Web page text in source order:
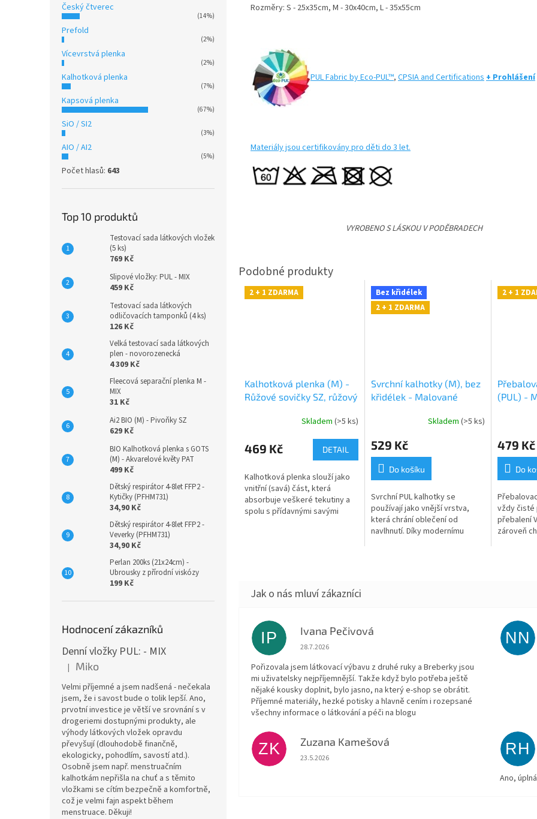
Český čtverec
(14%)
Prefold
(2%)
Vícevrstvá plenka
(2%)
Kalhotková plenka
(7%)
Kapsová plenka
(67%)
SiO / SI2
(3%)
AIO / AI2
(5%)
Počet hlasů: 643
Top 10 produktů
Testovací sada látkových vložek
(5 ks)
769 Kč
Slipové vložky: PUL - MIX
459 Kč
Testovací sada látkových
odličovacích tamponků (4 ks)
126 Kč
Velká testovací sada látkových
plen - novorozenecká
4 309 Kč
Fleecová separační plenka M -
MIX
31 Kč
Ai2 BIO (M) - Pivoňky SZ
629 Kč
BIO Kalhotková plenka s GOTS
(M) - Akvarelové květy PAT
499 Kč
Dětský respirátor 4-8let FFP2 -
Kytičky (PFHM731)
34,90 Kč
Dětský respirátor 4-8let FFP2 -
Veverky (PFHM731)
34,90 Kč
Perlan 200ks (21x24cm) -
Ubrousky z přírodní viskózy
199 Kč
Hodnocení zákazníků
Denní vložky PUL: - MIX
Hodnocení produktu je 5 z 5 hvězdiček.
| Miko
Velmi příjemné a jsem nadšená - nečekala
jsem, že i savost bude o tolik lepší. Ano,
prvotní investice je větší ve srovnání s v
drogeriemi dostupnými produkty, ale
výhody látkových vložek opravdu
převyšují (dlouhodobě finančně,
ekologicky, pohodlím, savostí atd.).
Osobně jsem např. menstruačním
kalhotkám nepřišla na chuť a s těmito
vložkami se cítím bezpečně a komfortně,
což je velmi fajn aspekt během
menstruace. Děkuji!
Rozměry: S - 25x35cm, M - 30x40cm, L - 35x55cm
PUL Fabric by Eco-PUL™, CPSIA and Certifications + Prohlášení
Materiály jsou certifikovány pro děti do 3 let.
VYROBENO S LÁSKOU V PODĚBRADECH
2 + 1 ZDARMA
Kalhotková plenka (M) -
Růžové sovičky SZ, růžový
Skladem (>5 ks)
469 Kč DETAIL
Kalhotková plenka slouží jako
vnitřní (savá) část, která
absorbuje veškeré tekutiny a
spolu s přídavnými savými
Bez křidélek
2 + 1 ZDARMA
Svrchní kalhotky (M), bez
křidélek - Malované
Skladem (>5 ks)
529 Kč
Do košíku
Svrchní PUL kalhotky se
používají jako vnější vrstva,
která chrání oblečení od
navlhnutí. Díky modernímu
2 + 1
(PUL) -
479 Kč
Do
vždy
přebalení
zároveň
IP Ivana Pečivová
Hodnocení obchodu je 5 z 5 hvězdiček.
28.7.2026
Pořizovala jsem látkovací výbavu z druhé ruky a Breberky jsou
mi uživatelsky nejpříjemnější. Takže když bylo potřeba ještě
nějaké kousky doplnit, bylo jasno, na který e-shop se obrátit.
Příjemné materiály, hezké potisky a hlavně cením i rozepsané
všechny informace o látkování a péči na blogu
NN
ZK Zuzana Kamešová
Hodnocení obchodu je 5 z 5 hvězdiček.
23.5.2026
RH
Ano,